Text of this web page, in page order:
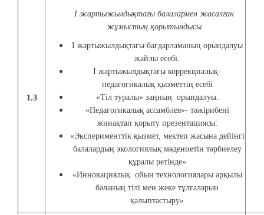
1.3
I жартыжылдықтағы балалармен жасалған
жұмыстың қорытындысы
I жартыжылдықтағы бағдарламаның орындалуы
жайлы есебі.
I жартыжылдықтағы коррекциалық-
педагогикалық қызметтің есебі
«Тіл туралы» заңның орындалуы.
«Педагогикалық ассамблея»- тәжірибені
жинақтап қорыту презентациясы:
«Эксперименттік қызмет, мектеп жасына дейінгі
балалардың экологиялық мәдениетін тәрбиелеу
құралы ретінде»
«Инновациялық ойын технологиялары арқылы
баланың тілі мен жеке тұлғаларын
қалыптастыру»